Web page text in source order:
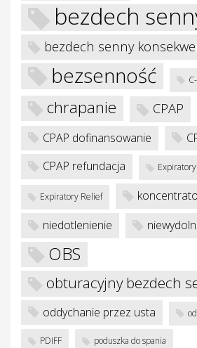
bezdech
bezdech senny
bezsenność
chrapanie CPAP
CPAP dofinansowanie
CPAP refundacja
Expiratory Relief
niedotlenienie
OBS
obturacyjny bezdech
oddychanie przez usta
PDIFF poduszka do spania